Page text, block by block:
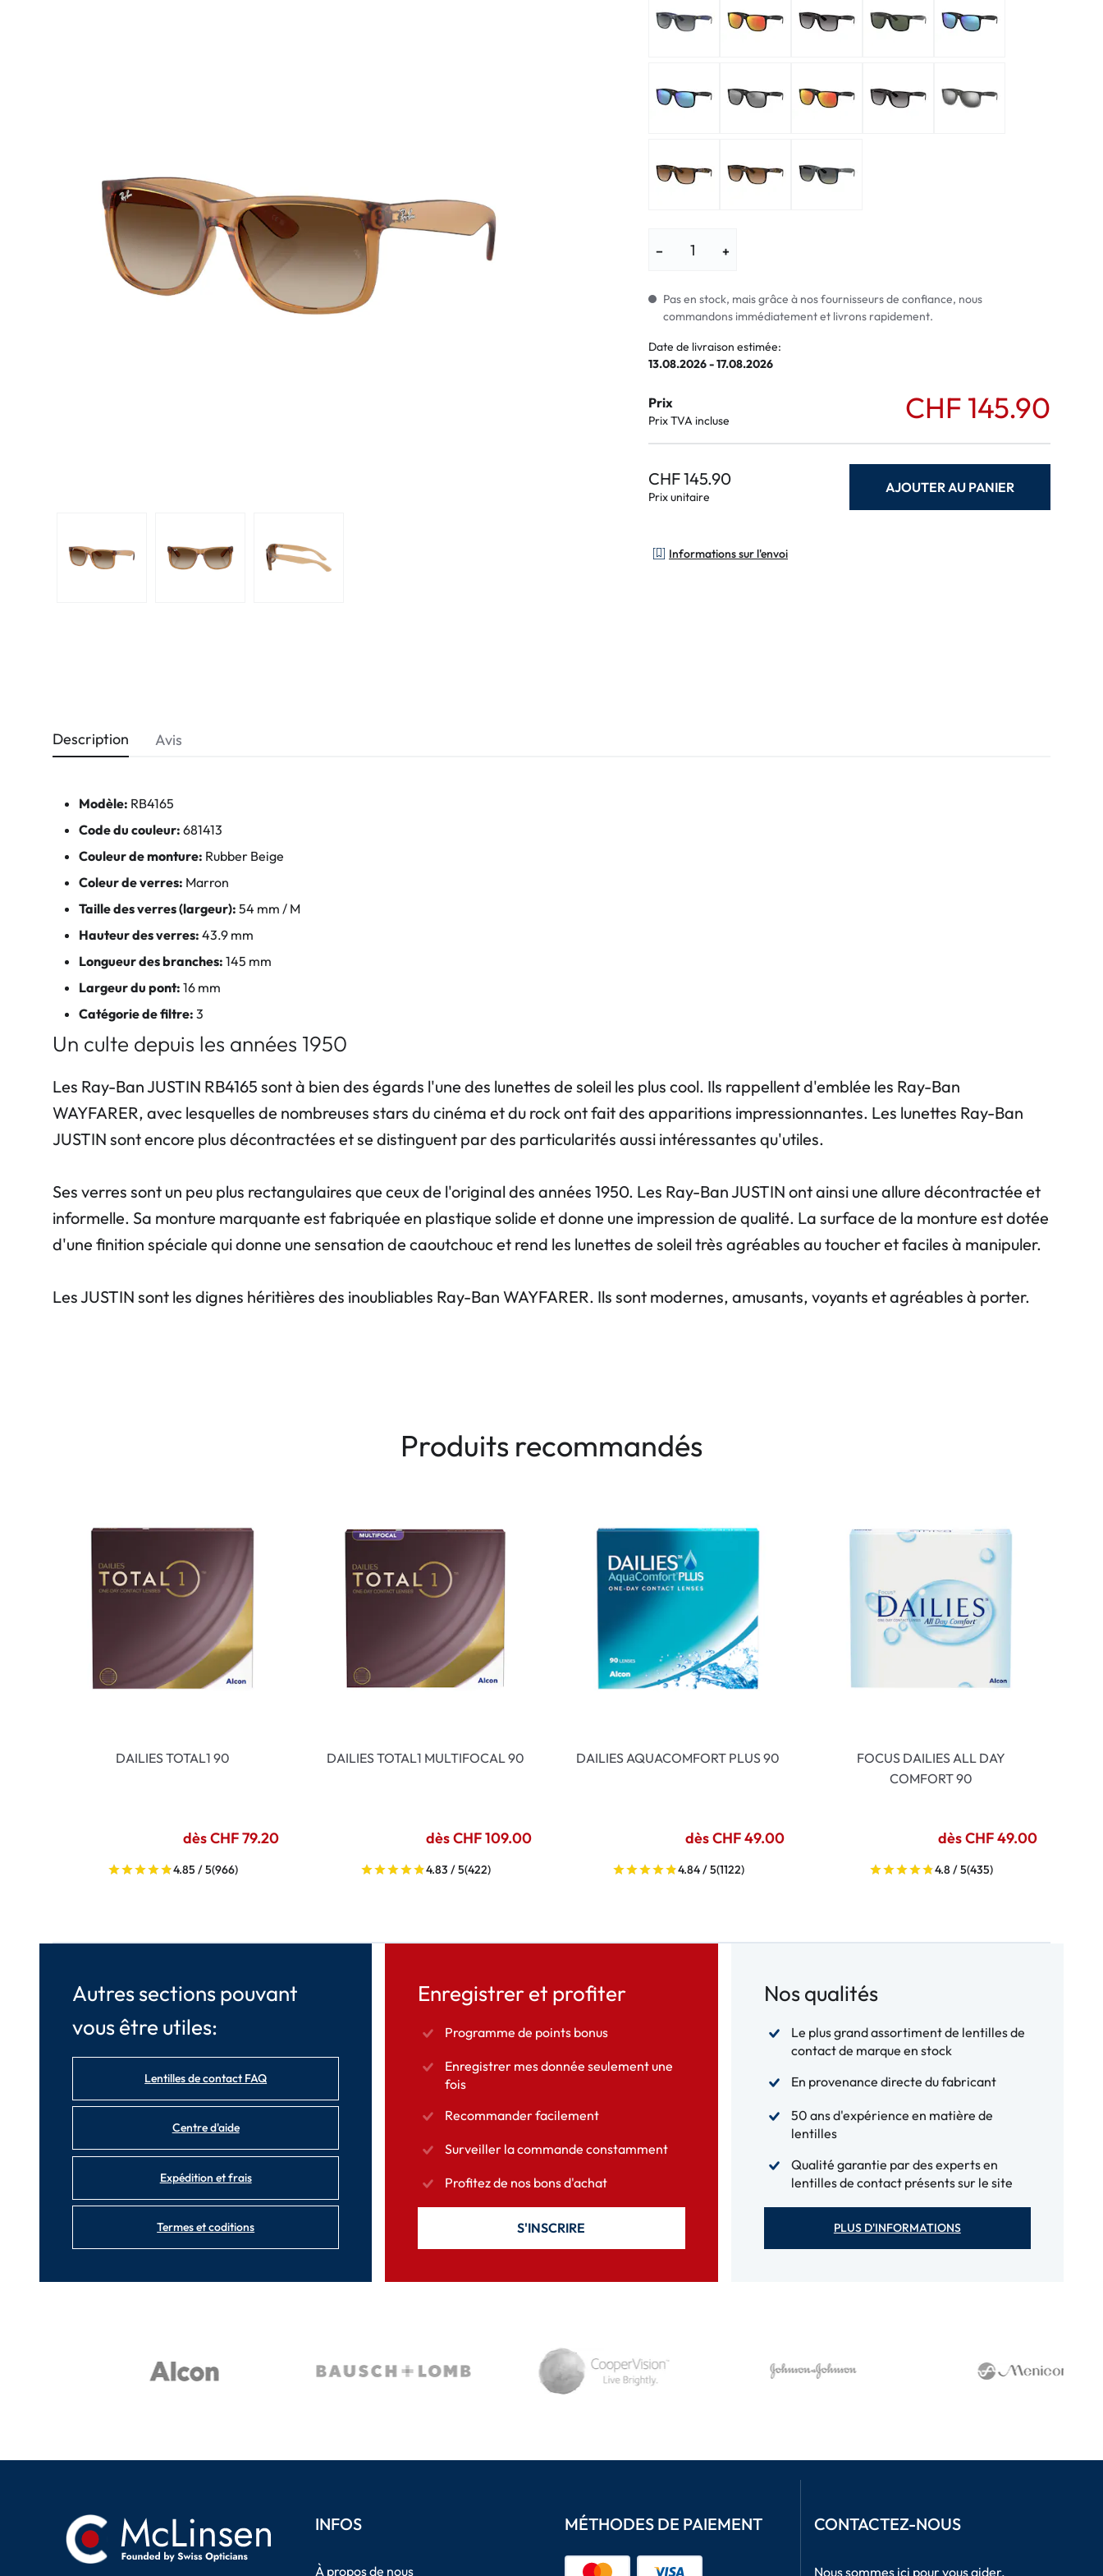
Proclear
Symptômes normaux
− +
Pas en stock, mais grâce à nos fournisseurs de confiance, nous
commandons immédiatement et livrons rapidement.
Date de livraison estimée:
13.08.2026 - 17.08.2026
Prix
Prix TVA incluse CHF 145.90
CHF 145.90
Prix unitaire
AJOUTER AU PANIER
Informations sur l'envoi
Description
Modèle: RB4165
Code du couleur: 681413
Couleur de monture: Rubber Beige
Coleur de verres: Marron
Taille des verres (largeur): 54 mm / M
Hauteur des verres: 43.9 mm
Longueur des branches: 145 mm
Largeur du pont: 16 mm
Catégorie de filtre: 3
Un culte depuis les années 1950
Les Ray-Ban JUSTIN RB4165 sont à bien des égards l'une des lunettes de soleil les plus cool. Ils rappellent d'emblée les Ray-Ban
WAYFARER, avec lesquelles de nombreuses stars du cinéma et du rock ont fait des apparitions impressionnantes. Les lunettes Ray-Ban
JUSTIN sont encore plus décontractées et se distinguent par des particularités aussi intéressantes qu'utiles.
Ses verres sont un peu plus rectangulaires que ceux de l'original des années 1950. Les Ray-Ban JUSTIN ont ainsi une allure décontractée et
informelle. Sa monture marquante est fabriquée en plastique solide et donne une impression de qualité. La surface de la monture est dotée
d'une finition spéciale qui donne une sensation de caoutchouc et rend les lunettes de soleil très agréables au toucher et faciles à manipuler.
Les JUSTIN sont les dignes héritières des inoubliables Ray-Ban WAYFARER. Ils sont modernes, amusants, voyants et agréables à porter.
Avis
Produits recommandés
DAILIES TOTAL1 90
dès CHF 79.20
4.85 / 5(966)
DAILIES TOTAL1 MULTIFOCAL 90
dès CHF 109.00
4.83 / 5(422)
DAILIES AQUACOMFORT PLUS 90
dès CHF 49.00
4.84 / 5(1122)
FOCUS DAILIES ALL DAY
COMFORT 90
dès CHF 49.00
4.8 / 5(435)
Autres sections pouvant
vous être utiles:
Lentilles de contact FAQ
Centre d'aide
Expédition et frais
Termes et coditions
Enregistrer et profiter
Programme de points bonus
Enregistrer mes donnée seulement une
fois
Recommander facilement
Surveiller la commande constamment
Profitez de nos bons d'achat
S'INSCRIRE
Nos qualités
Le plus grand assortiment de lentilles de
contact de marque en stock
En provenance directe du fabricant
50 ans d'expérience en matière de
lentilles
Qualité garantie par des experts en
lentilles de contact présents sur le site
PLUS D'INFORMATIONS
INFOS
À propos de nous
MÉTHODES DE PAIEMENT CONTACTEZ-NOUS
Nous sommes ici pour vous aider.